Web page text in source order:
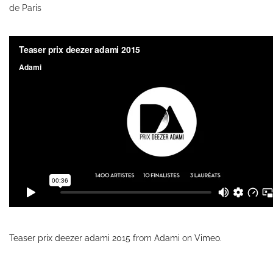
de Paris
Teaser prix deezer adami 2015 from Adami on Vimeo.